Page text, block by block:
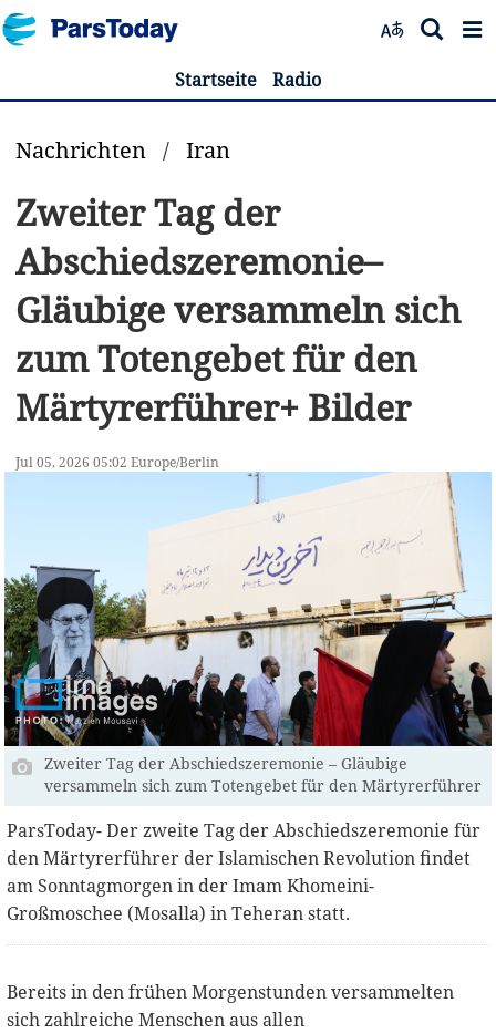
Startseite Radio
Nachrichten / Iran
Zweiter Tag der
Abschiedszeremonie–
Gläubige versammeln sich
zum Totengebet für den
Märtyrerführer+ Bilder
Jul 05, 2026 05:02 Europe/Berlin
Zweiter Tag der Abschiedszeremonie – Gläubige
versammeln sich zum Totengebet für den Märtyrerführer
ParsToday- Der zweite Tag der Abschiedszeremonie für
den Märtyrerführer der Islamischen Revolution findet
am Sonntagmorgen in der Imam Khomeini-
Großmoschee (Mosalla) in Teheran statt.
Bereits in den frühen Morgenstunden versammelten
sich zahlreiche Menschen aus allen